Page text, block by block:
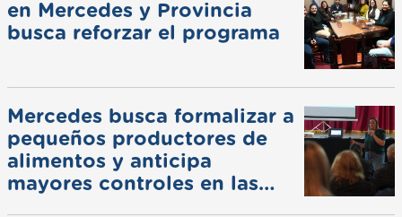
en Mercedes y Provincia
busca reforzar el programa
Mercedes busca formalizar a
pequeños productores de
alimentos y anticipa
mayores controles en las